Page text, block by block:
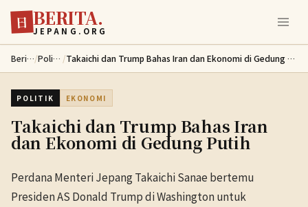
Lewati ke konten utama
日 BERITA.
JEPANG.ORG
Berita/ Politik / Takaichi dan Trump Bahas Iran dan Ekonomi di Gedung Putih
POLITIK EKONOMI
Takaichi dan Trump Bahas Iran
dan Ekonomi di Gedung Putih
Perdana Menteri Jepang Takaichi Sanae bertemu
Presiden AS Donald Trump di Washington untuk